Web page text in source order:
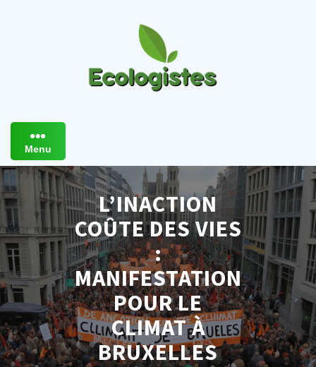
Menu
L’INACTION
COÛTE DES VIES
:
MANIFESTATION
POUR LE
CLIMAT À
BRUXELLES